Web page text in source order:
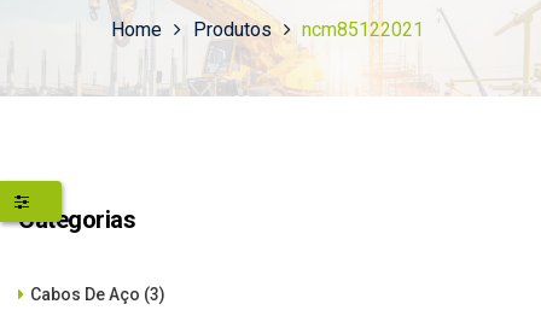
Home Produtos ncm85122021
Categorias
Cabos De Aço (3)